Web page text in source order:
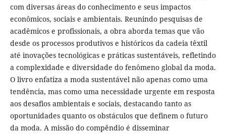
com diversas áreas do conhecimento e seus impactos
econômicos, sociais e ambientais. Reunindo pesquisas de
acadêmicos e profissionais, a obra aborda temas que vão
desde os processos produtivos e históricos da cadeia têxtil
até inovações tecnológicas e práticas sustentáveis, refletindo
a complexidade e diversidade do fenômeno global da moda.
O livro enfatiza a moda sustentável não apenas como uma
tendência, mas como uma necessidade urgente em resposta
aos desafios ambientais e sociais, destacando tanto as
oportunidades quanto os obstáculos que definem o futuro
da moda. A missão do compêndio é disseminar